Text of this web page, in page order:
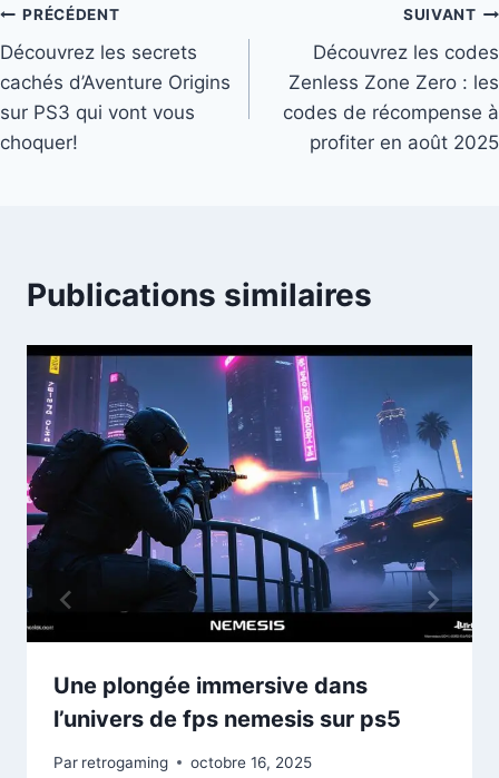
Navigation
de
l’article
PRÉCÉDENT
Découvrez les secrets
cachés d’Aventure Origins
sur PS3 qui vont vous
choquer!
SUIVANT
Découvrez les codes
Zenless Zone Zero : les
codes de récompense à
profiter en août 2025
Publications similaires
Une plongée immersive dans
l’univers de fps nemesis sur ps5
Par retrogaming octobre 16, 2025